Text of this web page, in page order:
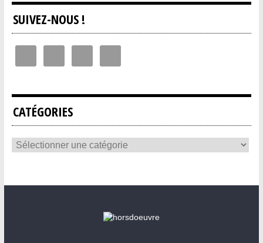
SUIVEZ-NOUS !
CATÉGORIES